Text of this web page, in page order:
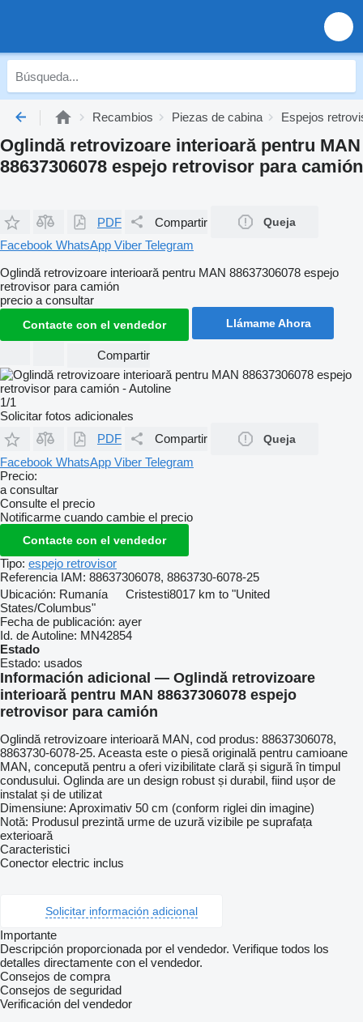
Recambios Piezas de cabina Espejos
Oglindă retrovizoare interioară pentru MAN
88637306078 espejo retrovisor para camión
PDF Compartir Queja
Facebook WhatsApp Viber Telegram
Oglindă retrovizoare interioară pentru MAN 88637306078 espejo
retrovisor para camión
precio a consultar
Contacte con el vendedor Llámame Ahora
Compartir
1/1
Solicitar fotos adicionales
PDF
Compartir Queja
Facebook WhatsApp Viber Telegram
Precio:
a consultar
Consulte el precio
Notificarme cuando cambie el precio
Contacte con el vendedor
Tipo: espejo retrovisor
Referencia IAM: 88637306078, 8863730-6078-25
Ubicación: Rumanía Cristesti8017 km to "United
States/Columbus"
Fecha de publicación: ayer
Id. de Autoline: MN42854
Estado
Estado: usados
Información adicional — Oglindă retrovizoare
interioară pentru MAN 88637306078 espejo
retrovisor para camión
Oglindă retrovizoare interioară MAN, cod produs: 88637306078,
8863730-6078-25. Aceasta este o piesă originală pentru camioane
MAN, concepută pentru a oferi vizibilitate clară și sigură în timpul
condusului. Oglinda are un design robust și durabil, fiind ușor de
instalat și de utilizat
Dimensiune: Aproximativ 50 cm (conform riglei din imagine)
Notă: Produsul prezintă urme de uzură vizibile pe suprafața
exterioară
Caracteristici
Conector electric inclus
Solicitar información adicional
Importante
Descripción proporcionada por el vendedor. Verifique todos los
detalles directamente con el vendedor.
Consejos de compra
Consejos de seguridad
Verificación del vendedor